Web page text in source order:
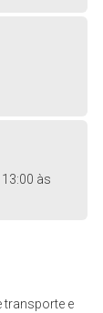
às
transporte e